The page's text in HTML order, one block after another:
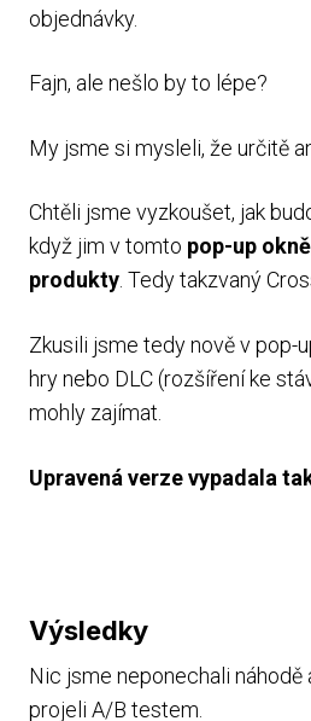
objednávky.
Fajn, ale nešlo by to lépe?
My jsme si mysleli, že určitě
Chtěli jsme vyzkoušet, jak
když jim v tomto pop-up
produkty. Tedy takzvaný
Zkusili jsme tedy nově v pop-
hry nebo DLC (rozšíření ke
mohly zajímat.
Upravená verze vypadala
Výsledky
Nic jsme neponechali náhodě
projeli A/B testem.